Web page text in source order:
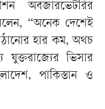
অবজারভেটরির
“অনেক দেশেই
হার কম, অথচ
ভিসার
পাকিস্তান ও